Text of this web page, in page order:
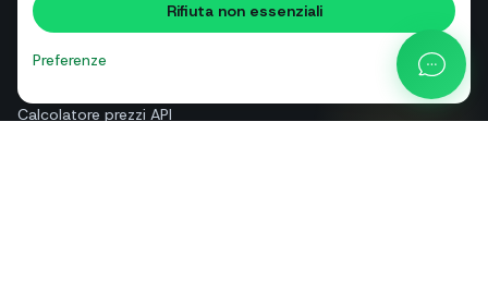
Rifiuta non essenziali
Preferenze
Glossario
Calcolatore prezzi API